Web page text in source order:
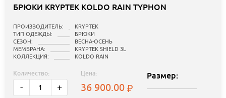
БРЮКИ KRYPTEK KOLDO RAIN TYPHON
ПРОИЗВОДИТЕЛЬ:
KRYPTEK
ТИП ОДЕЖДЫ:
БРЮКИ
СЕЗОН:
ВЕСНА-ОСЕНЬ
МЕМБРАНА:
KRYPTEK SHIELD 3L
КОЛЛЕКЦИЯ:
KOLDO RAIN
Количество:
- +
Цена:
36 900.00
Размер: